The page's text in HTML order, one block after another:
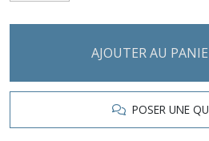
AJOUTER AU
POSER UNE